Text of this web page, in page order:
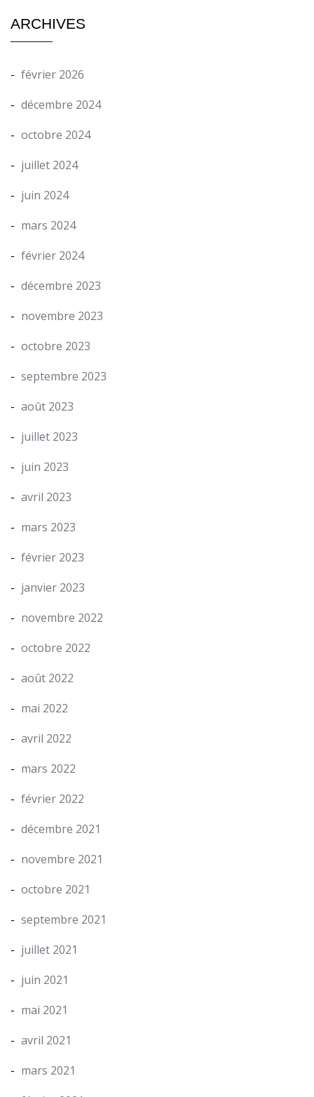
ARCHIVES
février 2026
décembre 2024
octobre 2024
juillet 2024
juin 2024
mars 2024
février 2024
décembre 2023
novembre 2023
octobre 2023
septembre 2023
août 2023
juillet 2023
juin 2023
avril 2023
mars 2023
février 2023
janvier 2023
novembre 2022
octobre 2022
août 2022
mai 2022
avril 2022
mars 2022
février 2022
décembre 2021
novembre 2021
octobre 2021
septembre 2021
juillet 2021
juin 2021
mai 2021
avril 2021
mars 2021